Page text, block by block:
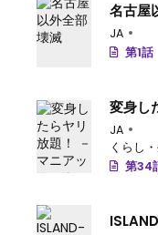
名古屋
JA
第1話
変身し
JA
くらし
第34